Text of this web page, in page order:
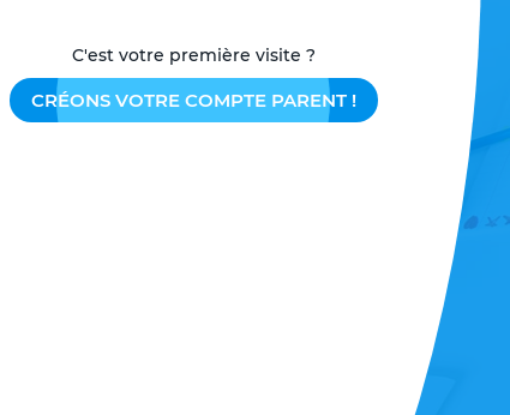
C'est votre première visite ?
CRÉONS VOTRE COMPTE PARENT !